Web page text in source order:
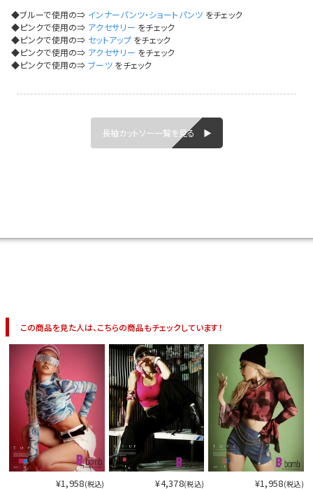
今活
◆ブルーで使用の⇒ インナーパンツ・ショートパンツ をチェック
◆ピンクで使用の⇒ アクセサリー をチェック
◆ピンクで使用の⇒ セットアップをチェック
◆ピンクで使用の⇒ アクセサリー をチェック
◆ピンクで使用の⇒ブーツをチェック
長袖カットソー一覧を見る ▶
この商品を見た人は、こちらの商品もチェックしています！
¥1,958(税込) ¥4,378(税込) ¥1,958(税込)